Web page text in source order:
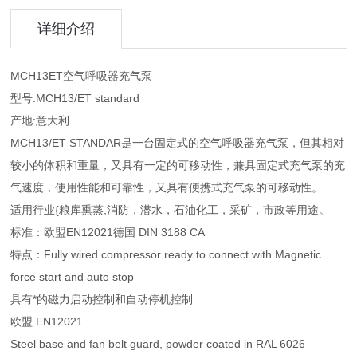
详细介绍
MCH13ET空气呼吸器充气泵
型号:MCH13/ET standard
产地:意大利
MCH13/ET STANDAR是一台固定式的空气呼吸器充气泵，但其相对
较小的体积和重量，又具有一定的可移动性，兼具固定式充气泵的充
气速度，使用性能和可靠性，又具有便携式充气泵的可移动性。
适用行业{粮库熏蒸,消防，潜水，石油化工，采矿，市政等用途。
标准：欧盟EN12021德国 DIN 3188 CA
特点：Fully wired compressor ready to connect with Magnetic
force start and auto stop
具有*的磁力启动控制和自动停机控制
欧盟 EN12021
Steel base and fan belt guard, powder coated in RAL 6026